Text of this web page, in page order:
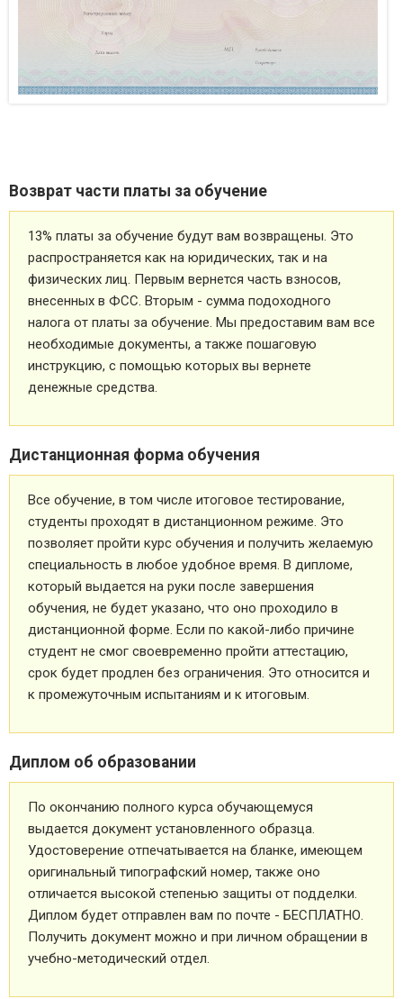
Возврат части платы за обучение
13% платы за обучение будут вам возвращены. Это
распространяется как на юридических, так и на
физических лиц. Первым вернется часть взносов,
внесенных в ФСС. Вторым - сумма подоходного
налога от платы за обучение. Мы предоставим вам все
необходимые документы, а также пошаговую
инструкцию, с помощью которых вы вернете
денежные средства.
Дистанционная форма обучения
Все обучение, в том числе итоговое тестирование,
студенты проходят в дистанционном режиме. Это
позволяет пройти курс обучения и получить желаемую
специальность в любое удобное время. В дипломе,
который выдается на руки после завершения
обучения, не будет указано, что оно проходило в
дистанционной форме. Если по какой-либо причине
студент не смог своевременно пройти аттестацию,
срок будет продлен без ограничения. Это относится и
к промежуточным испытаниям и к итоговым.
Диплом об образовании
По окончанию полного курса обучающемуся
выдается документ установленного образца.
Удостоверение отпечатывается на бланке, имеющем
оригинальный типографский номер, также оно
отличается высокой степенью защиты от подделки.
Диплом будет отправлен вам по почте - БЕСПЛАТНО.
Получить документ можно и при личном обращении в
учебно-методический отдел.